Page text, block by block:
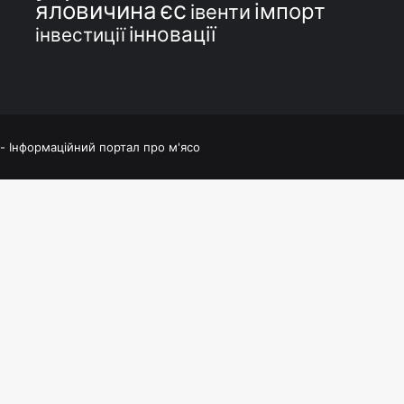
яловичинаєс івенти імпорт
інвестиції інновації
Інформаційний портал про м'ясо